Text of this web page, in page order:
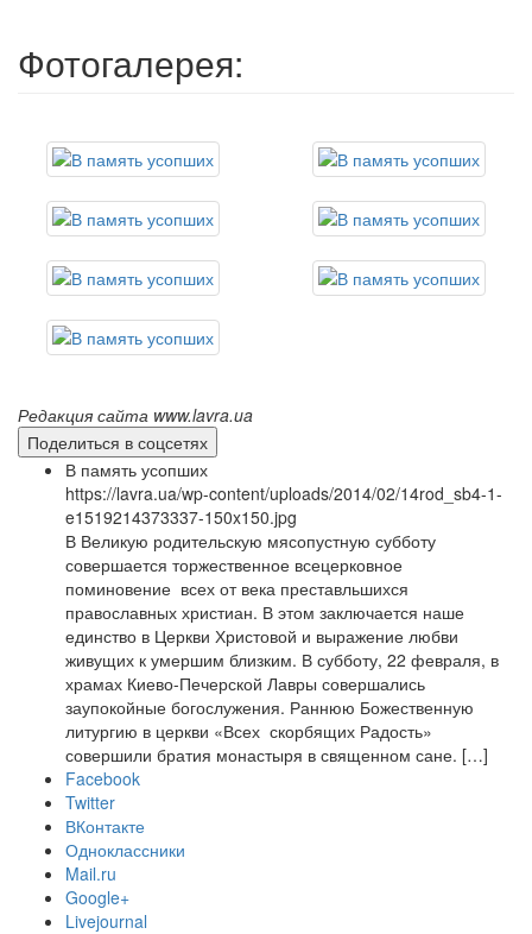
Фотогалерея:
Редакция сайта www.lavra.ua
Поделиться в соцсетях
В память усопших
https://lavra.ua/wp-content/uploads/2014/02/14rod_sb4-1-
e1519214373337-150x150.jpg
В Великую родительскую мясопустную субботу
совершается торжественное всецерковное
поминовение всех от века преставльшихся
православных христиан. В этом заключается наше
единство в Церкви Христовой и выражение любви
живущих к умершим близким. В субботу, 22 февраля, в
храмах Киево-Печерской Лавры совершались
заупокойные богослужения. Раннюю Божественную
литургию в церкви «Всех скорбящих Радость»
совершили братия монастыря в священном сане. […]
Facebook
Twitter
ВКонтакте
Одноклассники
Mail.ru
Google+
Livejournal